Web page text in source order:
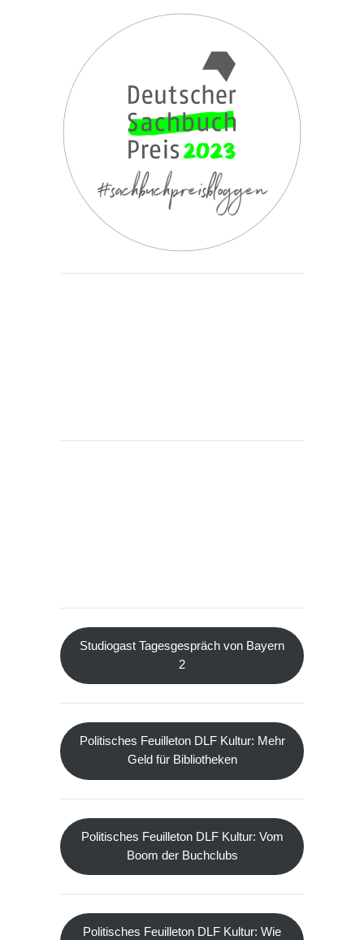
Studiogast Tagesgespräch von Bayern
2
Politisches Feuilleton DLF Kultur: Mehr
Geld für Bibliotheken
Politisches Feuilleton DLF Kultur: Vom
Boom der Buchclubs
Politisches Feuilleton DLF Kultur: Wie